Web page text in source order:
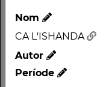
Nom
CA L'ISHANDA
Autor
Període
Nom